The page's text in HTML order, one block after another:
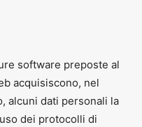
software preposte al
acquisiscono, nel
alcuni dati personali la
dei protocolli di